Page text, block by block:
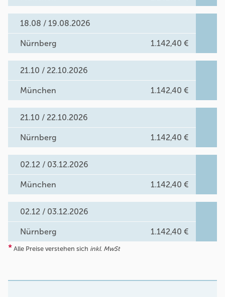
18.08 / 19.08.2026
Nürnberg 1.142,40 €
21.10 / 22.10.2026
München 1.142,40 €
21.10 / 22.10.2026
Nürnberg 1.142,40 €
02.12 / 03.12.2026
München 1.142,40 €
02.12 / 03.12.2026
Nürnberg 1.142,40 €
* Alle Preise verstehen sich inkl. MwSt